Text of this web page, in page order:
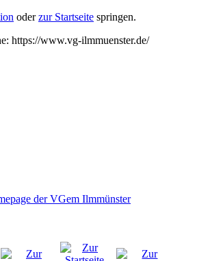
oderzur Startseite springen.
https://www.vg-ilmmuenster.de/